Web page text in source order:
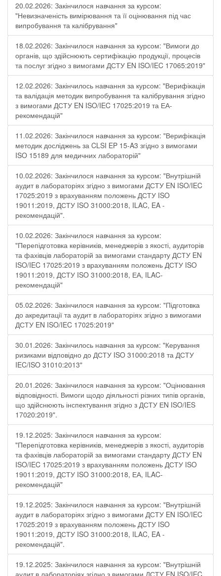
20.02.2026: Закінчилося навчання за курсом:
"Невизначеність вимірювання та її оцінювання під час
випробування та калібрування"
18.02.2026: Закінчилося навчання за курсом: "Вимоги до
органів, що здійснюють сертифікацію продукції, процесів
та послуг згідно з вимогами ДСТУ EN ISO/IEC 17065:2019"
12.02.2026: Закінчилось навчання за курсом: "Верифікація
та валідація методик випробування та калібрування згідно
з вимогами ДСТУ EN ISO/IEC 17025:2019 та ЕА-
рекомендацій"
11.02.2026: Закінчилося навчання за курсом: "Верифікація
методик досліджень за CLSI EP 15-A3 згідно з вимогами
ISO 15189 для медичних лабораторій"
10.02.2026: Закінчилося навчання за курсом: "Внутрішній
аудит в лабораторіях згідно з вимогами ДСТУ EN ISO/IEC
17025:2019 з врахуванням положень ДСТУ ISO
19011:2019, ДСТУ ISO 31000:2018, ILAC, EA -
рекомендацій".
10.02.2026: Закінчилося навчання за курсом:
"Перепідготовка керівників, менеджерів з якості, аудиторів
та фахівців лабораторій за вимогами стандарту ДСТУ EN
ISO/IEC 17025:2019 з врахуванням положень ДСТУ ISO
19011:2019, ДСТУ ISO 31000:2018, ЕА, ILAC-
рекомендацій"
05.02.2026: Закінчилося навчання за курсом: "Підготовка
до акредитації та аудит в лабораторіях згідно з вимогами
ДСТУ EN ISO/IEC 17025:2019"
30.01.2026: Закінчилось навчання за курсом: "Керування
ризиками відповідно до ДСТУ ISO 31000:2018 та ДСТУ
IEC/ISO 31010:2013"
20.01.2026: Закінчилося навчання за курсом: "Оцінювання
відповідності. Вимоги щодо діяльності різних типів органів,
що здійснюють інспектування згідно з ДСТУ ЕN ISO/IES
17020:2019".
19.12.2025: Закінчилося навчання за курсом:
"Перепідготовка керівників, менеджерів з якості, аудиторів
та фахівців лабораторій за вимогами стандарту ДСТУ EN
ISO/IEC 17025:2019 з врахуванням положень ДСТУ ISO
19011:2019, ДСТУ ISO 31000:2018, ЕА, ILAC-
рекомендацій"
19.12.2025: Закінчилося навчання за курсом: "Внутрішній
аудит в лабораторіях згідно з вимогами ДСТУ EN ISO/IEC
17025:2019 з врахуванням положень ДСТУ ISO
19011:2019, ДСТУ ISO 31000:2018, ILAC, EA -
рекомендацій".
19.12.2025: Закінчилося навчання за курсом: "Внутрішній
аудит в лабораторіях згідно з вимогами ДСТУ EN ISO/IEC